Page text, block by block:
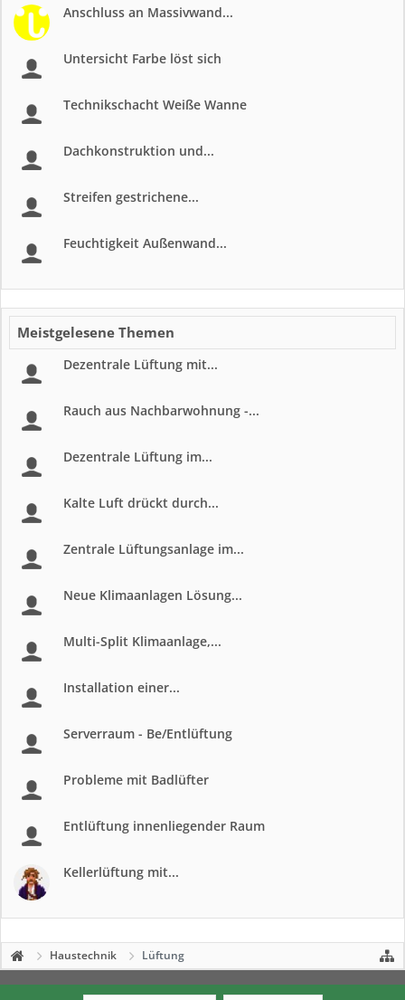
Anschluss an Massivwand...
Untersicht Farbe löst sich
Technikschacht Weiße Wanne
Dachkonstruktion und...
Streifen gestrichene...
Feuchtigkeit Außenwand...
Meistgelesene Themen
Dezentrale Lüftung mit...
Rauch aus Nachbarwohnung -...
Dezentrale Lüftung im...
Kalte Luft drückt durch...
Zentrale Lüftungsanlage im...
Neue Klimaanlagen Lösung...
Multi-Split Klimaanlage,...
Installation einer...
Serverraum - Be/Entlüftung
Probleme mit Badlüfter
Entlüftung innenliegender Raum
Kellerlüftung mit...
Haustechnik Lüftung